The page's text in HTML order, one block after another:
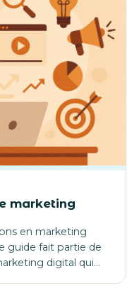
marketing
en marketing
guide fait partie de
digital qui…